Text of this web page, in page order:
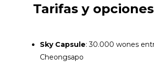
Tarifas y opciones
Sky Capsule: 30.000 wones
Cheongsapo